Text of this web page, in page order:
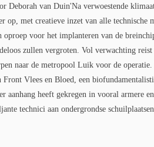
Deborah van Duin'Na verwoestende
op, met creatieve inzet van alle
oproep voor het implanteren van de
zullen vergroten. Vol verwachting
naar de metropool Luik voor de
Front Vlees en Bloed, een
aanhang heeft gekregen in vooral armere
technici aan ondergrondse